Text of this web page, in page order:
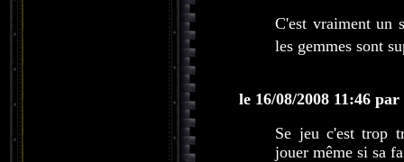
C'est vraiment un
les gemmes sont
le 16/08/2008 11:46 par
Se jeu c'est trop
jouer même si sa